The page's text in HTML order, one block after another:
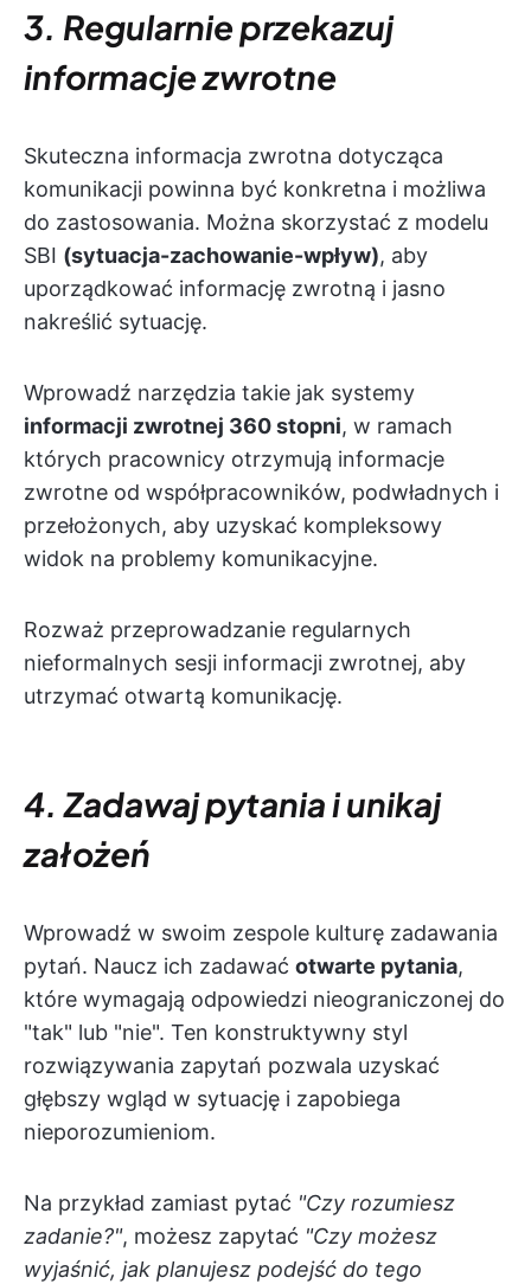
3. Regularnie przekazuj
informacje zwrotne
Skuteczna informacja zwrotna dotycząca
komunikacji powinna być konkretna i możliwa
do zastosowania. Można skorzystać z modelu
SBI (sytuacja-zachowanie-wpływ), aby
uporządkować informację zwrotną i jasno
nakreślić sytuację.
Wprowadź narzędzia takie jak systemy
informacji zwrotnej 360 stopni, w ramach
których pracownicy otrzymują informacje
zwrotne od współpracowników, podwładnych i
przełożonych, aby uzyskać kompleksowy
widok na problemy komunikacyjne.
Rozważ przeprowadzanie regularnych
nieformalnych sesji informacji zwrotnej, aby
utrzymać otwartą komunikację.
4. Zadawaj pytania i unikaj
założeń
Wprowadź w swoim zespole kulturę zadawania
pytań. Naucz ich zadawać otwarte pytania,
które wymagają odpowiedzi nieograniczonej do
"tak" lub "nie". Ten konstruktywny styl
rozwiązywania zapytań pozwala uzyskać
głębszy wgląd w sytuację i zapobiega
nieporozumieniom.
Na przykład zamiast pytać "Czy rozumiesz
zadanie?", możesz zapytać "Czy możesz
wyjaśnić, jak planujesz podejść do tego